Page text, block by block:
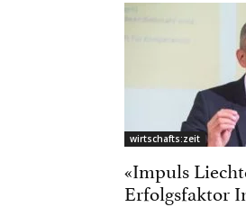
wirtschafts:zeit
«Impuls
Erfolgsfaktor